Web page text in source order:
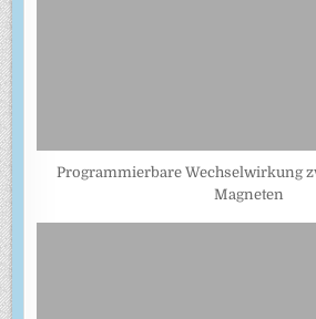
Programmierbare Wechselwirkung
Magneten